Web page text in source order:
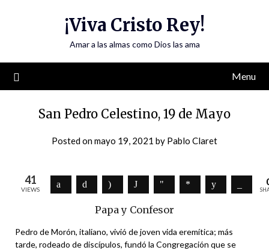
¡Viva Cristo Rey!
Amar a las almas como Dios las ama
Menu
San Pedro Celestino, 19 de Mayo
Posted onmayo 19, 2021 by Pablo Claret
41
VIEWS
Papa y Confesor
Pedro de Morón, italiano, vivió de joven vida eremítica; más
tarde, rodeado de discípulos, fundó la Congregación que se